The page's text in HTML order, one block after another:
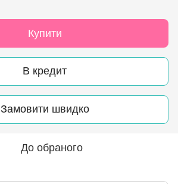
Купити
В кредит
Замовити швидко
До обраного